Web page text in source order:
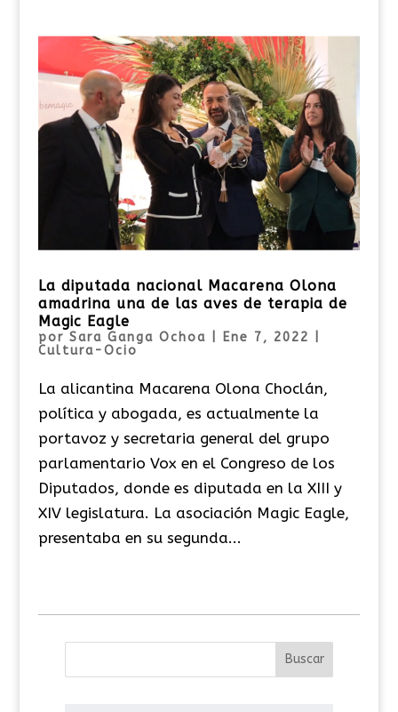
La diputada nacional Macarena Olona
amadrina una de las aves de terapia de
Magic Eagle
por Sara Ganga Ochoa Ene 7, 2022
Cultura-Ocio
La alicantina Macarena Olona Choclán,
política y abogada, es actualmente la
portavoz y secretaria general del grupo
parlamentario Vox en el Congreso de los
Diputados, donde es diputada en la XIII y
XIV legislatura. La asociación Magic Eagle,
presentaba en su segunda...